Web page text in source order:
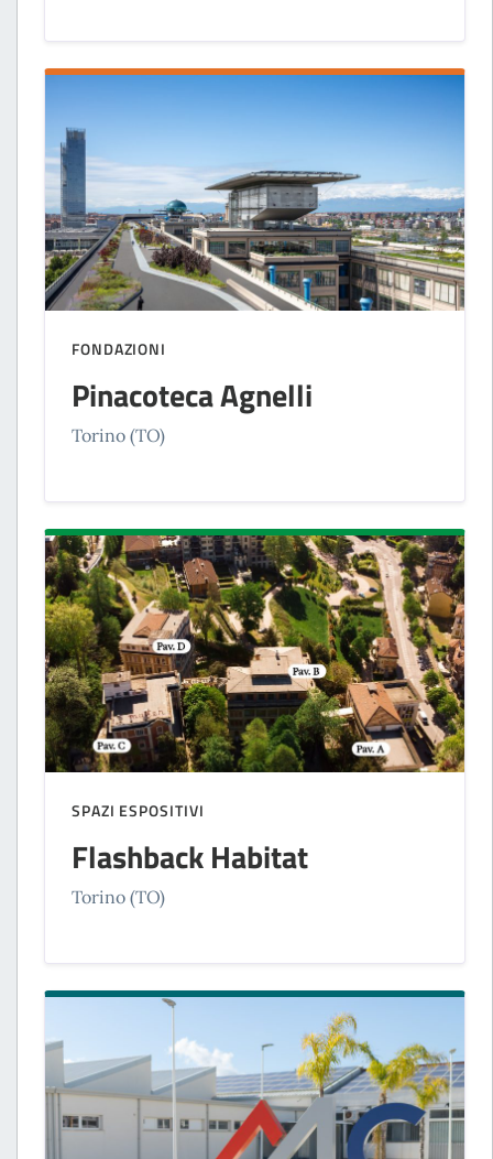
FONDAZIONI
Pinacoteca Agnelli
Torino (TO)
SPAZI ESPOSITIVI
Flashback Habitat
Torino (TO)